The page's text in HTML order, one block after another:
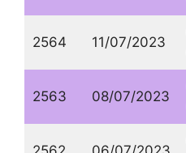
2564 11/07/2023
2563 08/07/2023